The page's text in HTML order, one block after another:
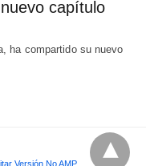
capítulo
ha compartido su nuevo
Versión No AMP